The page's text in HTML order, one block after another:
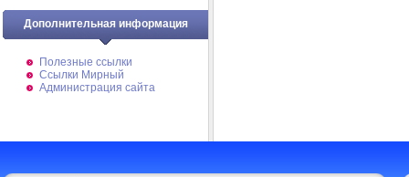
Дополнительная информация
Полезные ссылки
Ссылки Мирный
Администрация сайта